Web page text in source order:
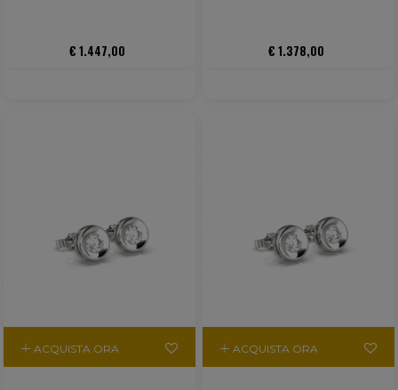
€ 1.447,00 € 1.378,00
ACQUISTA ORA ACQUISTA ORA